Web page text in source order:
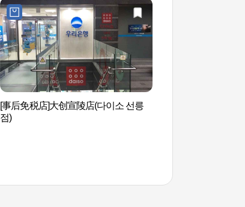
[事后免税店]大创宣陵店(다이소 선릉
점)